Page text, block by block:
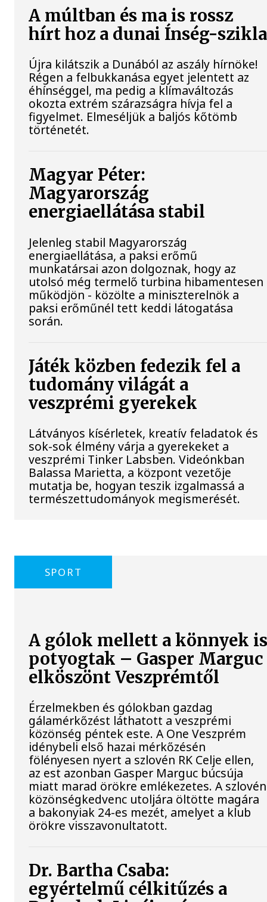
A múltban és ma is rossz
hírt hoz a dunai Ínség-szikla
Újra kilátszik a Dunából az aszály hírnöke!
Régen a felbukkanása egyet jelentett az
éhínséggel, ma pedig a klímaváltozás
okozta extrém szárazságra hívja fel a
figyelmet. Elmeséljük a baljós kőtömb
történetét.
Magyar Péter:
Magyarország
energiaellátása stabil
Jelenleg stabil Magyarország
energiaellátása, a paksi erőmű
munkatársai azon dolgoznak, hogy az
utolsó még termelő turbina hibamentesen
működjön - közölte a miniszterelnök a
paksi erőműnél tett keddi látogatása
során.
Játék közben fedezik fel a
tudomány világát a
veszprémi gyerekek
Látványos kísérletek, kreatív feladatok és
sok-sok élmény várja a gyerekeket a
veszprémi Tinker Labsben. Videónkban
Balassa Marietta, a központ vezetője
mutatja be, hogyan teszik izgalmassá a
természettudományok megismerését.
SPORT
A gólok mellett a könnyek
potyogtak – Gasper Marguc
elköszönt Veszprémtől
Érzelmekben és gólokban gazdag
gálamérkőzést láthatott a veszprémi
közönség péntek este. A One Veszprém
idénybeli első hazai mérkőzésén
fölényesen nyert a szlovén RK Celje ellen,
az est azonban Gasper Marguc búcsúja
miatt marad örökre emlékezetes. A szlovén
közönségkedvenc utoljára öltötte magára
a bakonyiak 24-es mezét, amelyet a klub
örökre visszavonultatott.
Dr. Bartha Csaba:
egyértelmű célkitűzés a